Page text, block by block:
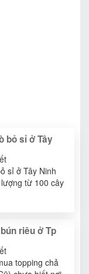
bỏ sỉ ở Tây
sỉ ở Tây Ninh
từ 100 cây
riêu ở Tp
topping chả